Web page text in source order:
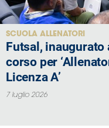
SCUOLA ALLENATORI
Futsal, inaugurato
corso per
Licenza A’
7 luglio 2026